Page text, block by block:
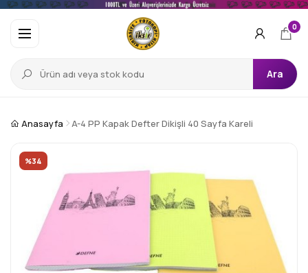
Ara
0
Anasayfa A-4 PP Kapak Defter Dikişli 40 Sayfa Kareli
%34